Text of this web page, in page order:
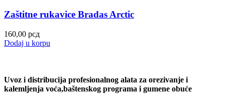
Zaštitne rukavice Bradas Arctic
160,00 рсд
Dodaj u korpu
Uvoz i distribucija profesionalnog alata za orezivanje i
kalemljenja voća,baštenskog programa i gumene obuće